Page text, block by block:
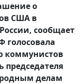
о
США в
сообщает
голосовала
коммунистов
председателя
делам